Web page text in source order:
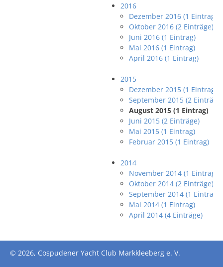
2016
Dezember 2016 (1 Eintrag)
Oktober 2016 (2 Einträge)
Juni 2016 (1 Eintrag)
Mai 2016 (1 Eintrag)
April 2016 (1 Eintrag)
2015
Dezember 2015 (1 Eintrag)
September 2015 (2 Einträge)
August 2015 (1 Eintrag)
Juni 2015 (2 Einträge)
Mai 2015 (1 Eintrag)
Februar 2015 (1 Eintrag)
2014
November 2014 (1 Eintrag)
Oktober 2014 (2 Einträge)
September 2014 (1 Eintrag)
Mai 2014 (1 Eintrag)
April 2014 (4 Einträge)
© 2026, Cospudener Yacht Club Markkleeberg e. V.